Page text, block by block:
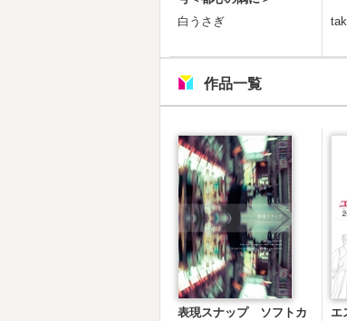
白うさぎ
作品一覧
表現スナップ ソフトカ
エ